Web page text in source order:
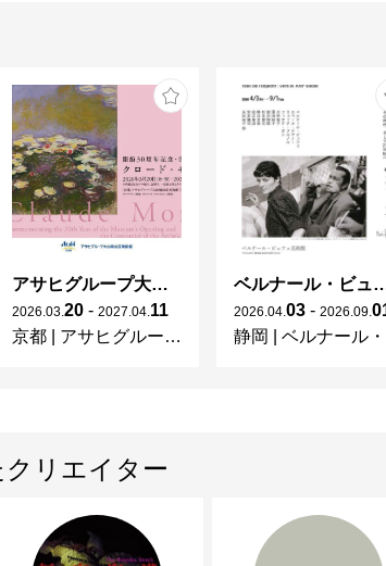
アサヒグループ大山崎山荘美術館 開館30周年記念展「没後100年 クロード・モネ」
2026 03 20 - 2027 04 11
京都
アサヒグループ大山崎山荘美術館
ベルナール・ビュフェと写真 ーカメラがとらえたビ
2026 04 03 - 2026 09
静岡
ベルナール・ビュフェ美術館
リエイター